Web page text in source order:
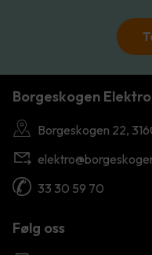
Borgeskogen Elektro
Borgeskogen 22,
33 30 59 70
Følg oss